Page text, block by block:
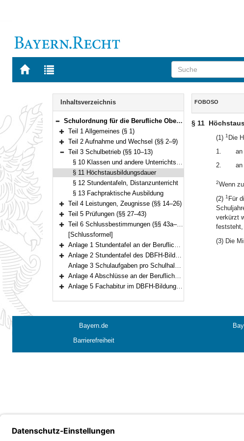
Zur
BAYERN.RECHT
Zur
letzten
Navigation
Inhaltsverzeichnis
Bereich reduzieren
Schulordnung für die Berufliche Oberschule – Fachoberschulen und Berufsoberschulen (Fachober- und Berufsoberschulordnung – FOBOSO) Vom 28. August 2017 (GVBl. S. 451) BayRS 2236-7-1-K (§§ 1–44)
Bereich erweitern
Teil 1 Allgemeines (§ 1)
Bereich erweitern
Teil 2 Aufnahme und Wechsel (§§ 2–9)
Bereich reduzieren
Teil 3 Schulbetrieb (§§ 10–13)
§ 10 Klassen und andere Unterrichtsgruppen
§ 11 Höchstausbildungsdauer
§ 12 Stundentafeln, Distanzunterricht
§ 13 Fachpraktische Ausbildung
Bereich erweitern
Teil 4 Leistungen, Zeugnisse (§§ 14–26)
Bereich erweitern
Teil 5 Prüfungen (§§ 27–43)
Bereich erweitern
Teil 6 Schlussbestimmungen (§§ 43a–44)
[Schlussformel]
Bereich erweitern
Anlage 1 Stundentafel an der Beruflichen Oberschule
Bereich erweitern
Anlage 2 Stundentafel des DBFH-Bildungsgangs
Anlage 3 Schulaufgaben pro Schulhalbjahr oder Ausbildungsabschnitt an der Beruflichen Oberschule
Bereich erweitern
Anlage 4 Abschlüsse an der Beruflichen Oberschule
Anlage 5 Fachabitur im DBFH-Bildungsgang
Inhalt
FOBOSO
§ 11
(1) 1 Die
1.
an
2.
an
2Wenn
(2) 1 Für
verkürzt
feststeht,
(3) Die
Bayern.de
Barrierefreiheit